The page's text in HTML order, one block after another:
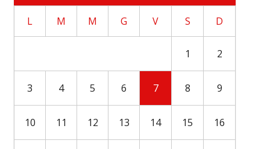
L M M G V S D
1 2
3 4 5 6 7 8 9
10 11 12 13 14 15 16